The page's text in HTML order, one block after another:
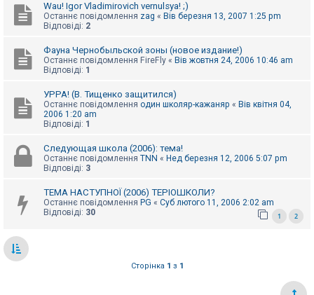
Wau! Igor Vladimirovich vernulsya! ;)
Останнє повідомлення zag « Вів березня 13, 2007 1:25 pm
Відповіді: 2
Фауна Чернобыльской зоны (новое издание!)
Останнє повідомлення FireFly « Вів жовтня 24, 2006 10:46 am
Відповіді: 1
УРРА! (В. Тищенко защитился)
Останнє повідомлення один школяр-кажаняр « Вів квітня 04,
2006 1:20 am
Відповіді: 1
Следующая школа (2006): тема!
Останнє повідомлення TNN « Нед березня 12, 2006 5:07 pm
Відповіді: 3
ТЕМА НАСТУПНОЇ (2006) ТЕРІОШКОЛИ?
Останнє повідомлення PG « Суб лютого 11, 2006 2:02 am
Відповіді: 30 1 2
Сторінка 1 з 1